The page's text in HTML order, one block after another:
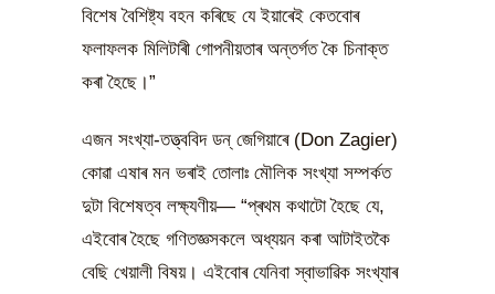
বিশেষ বৈশিষ্ট্য বহন কৰিছে যে ইয়াৰেই কেতবোৰ
ফলাফলক মিলিটাৰী গোপনীয়তাৰ অন্তৰ্গত কৈ চিনাক্ত
কৰা হৈছে।”
এজন সংখ্যা-তত্ত্ববিদ ডন্ জেগিয়াৰে (Don Zagier)
কোৱা এষাৰ মন ভৰাই তোলাঃ মৌলিক সংখ্যা সম্পৰ্কত
দুটা বিশেষত্ব লক্ষ্যণীয়— “প্ৰথম কথাটো হৈছে যে,
এইবোৰ হৈছে গণিতজ্ঞসকলে অধ্যয়ন কৰা আটাইতকৈ
বেছি খেয়ালী বিষয়। এইবোৰ যেনিবা স্বাভাৱিক সংখ্যাৰ